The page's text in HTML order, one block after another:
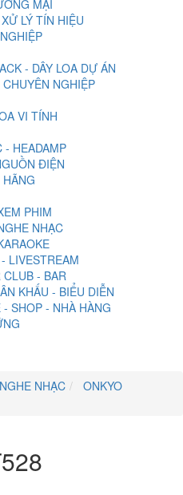
MẠI
LÝ TÍN HIỆU
- DÂY LOA DỰ ÁN
NGHIỆP
VI TÍNH
- HEADAMP
ĐIỆN
PHIM
NHẠC
LIVESTREAM
CLUB - BAR
KHẤU - BIỂU DIỄN
SHOP - NHÀ HÀNG
NHẠC
ONKYO